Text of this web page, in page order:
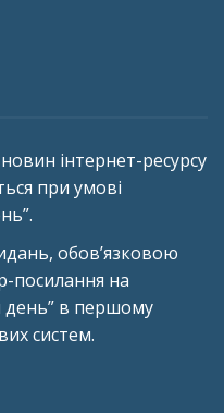
інтернет-ресурсу
при умові
обов’язковою
посилання на
день” в першому
систем.